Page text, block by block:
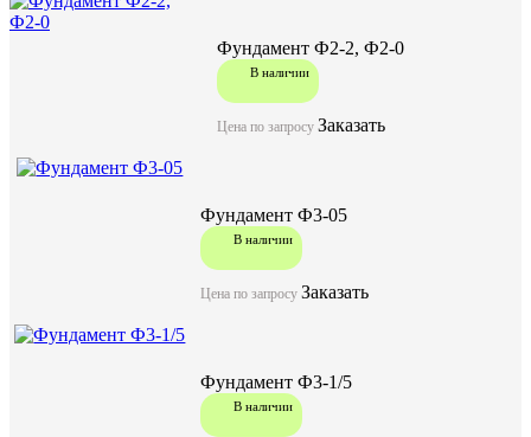
В наличии
Фундамент Ф2-2, Ф2-0
Цена по запросуЗаказать
В наличии
Фундамент Ф3-05
Цена по запросу Заказать
В наличии
Фундамент Ф3-1/5